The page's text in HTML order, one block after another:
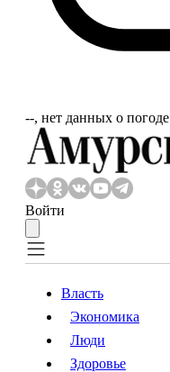
‐‐, нет данных о погоде
Войти
Власть
Власть
Экономика
Люди
Здоровье